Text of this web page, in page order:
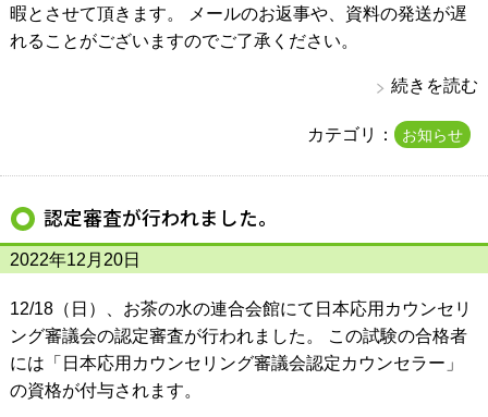
暇とさせて頂きます。 メールのお返事や、資料の発送が遅
れることがございますのでご了承ください。
続きを読む
カテゴリ： お知らせ
認定審査が行われました。
2022年12月20日
12/18（日）、お茶の水の連合会館にて日本応用カウンセリ
ング審議会の認定審査が行われました。 この試験の合格者
には「日本応用カウンセリング審議会認定カウンセラー」
の資格が付与されます。